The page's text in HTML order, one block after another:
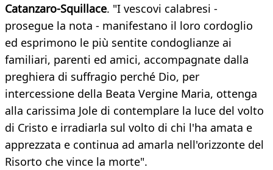
Catanzaro-Squillace. "I vescovi calabresi -
prosegue la nota - manifestano il loro cordoglio
ed esprimono le più sentite condoglianze ai
familiari, parenti ed amici, accompagnate dalla
preghiera di suffragio perché Dio, per
intercessione della Beata Vergine Maria, ottenga
alla carissima Jole di contemplare la luce del volto
di Cristo e irradiarla sul volto di chi l'ha amata e
apprezzata e continua ad amarla nell'orizzonte del
Risorto che vince la morte".